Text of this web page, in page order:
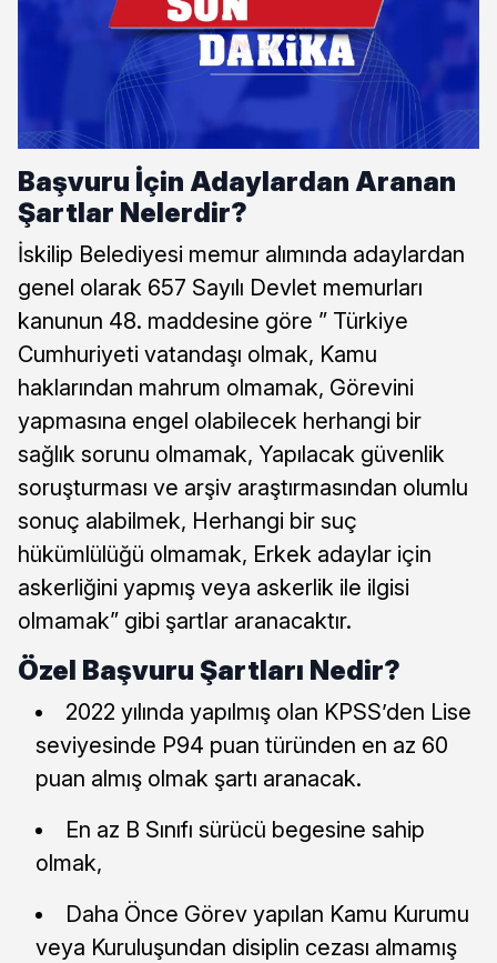
Başvuru İçin Adaylardan Aranan
Şartlar Nelerdir?
İskilip Belediyesi memur alımında adaylardan
genel olarak 657 Sayılı Devlet memurları
kanunun 48. maddesine göre ” Türkiye
Cumhuriyeti vatandaşı olmak, Kamu
haklarından mahrum olmamak, Görevini
yapmasına engel olabilecek herhangi bir
sağlık sorunu olmamak, Yapılacak güvenlik
soruşturması ve arşiv araştırmasından olumlu
sonuç alabilmek, Herhangi bir suç
hükümlülüğü olmamak, Erkek adaylar için
askerliğini yapmış veya askerlik ile ilgisi
olmamak” gibi şartlar aranacaktır.
Özel Başvuru Şartları Nedir?
2022 yılında yapılmış olan KPSS’den Lise
seviyesinde P94 puan türünden en az 60
puan almış olmak şartı aranacak.
En az B Sınıfı sürücü begesine sahip
olmak,
Daha Önce Görev yapılan Kamu Kurumu
veya Kuruluşundan disiplin cezası almamış